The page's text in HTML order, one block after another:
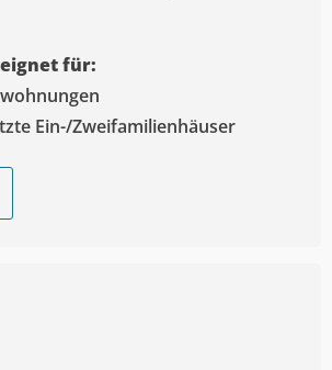
für:
Ein-/Zweifamilienhäuser